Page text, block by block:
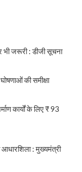
जरूरी : डीजी सूचना
की समीक्षा
कार्यों के लिए ₹ 93
आधारशिला : मुख्यमंत्री